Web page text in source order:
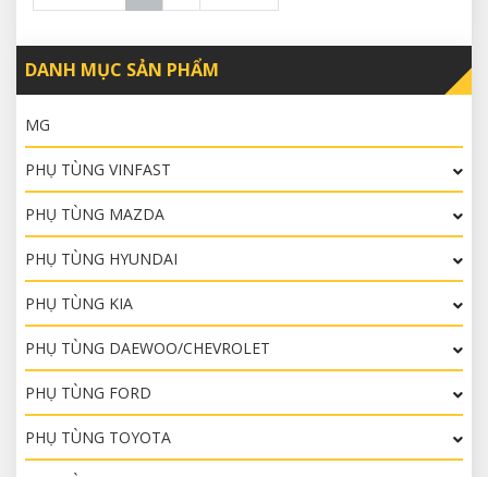
DANH MỤC SẢN PHẨM
MG
PHỤ TÙNG VINFAST
PHỤ TÙNG MAZDA
PHỤ TÙNG HYUNDAI
PHỤ TÙNG KIA
PHỤ TÙNG DAEWOO/CHEVROLET
PHỤ TÙNG FORD
PHỤ TÙNG TOYOTA